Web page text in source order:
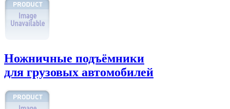
Ножничные подъёмники
для грузовых автомобилей